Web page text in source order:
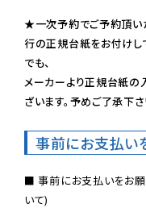
★一次予約でご予約頂い
行の正規台紙をお付けし
でも、
メーカーより正規台紙
ざいます。予めご了承下さ
事前にお支払い
■ 事前にお支払いをお
いて)